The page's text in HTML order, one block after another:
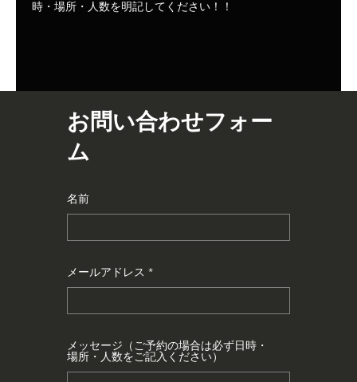
時・場所・人数を明記してください！！
お問い合わせフォー
ム
名前
メールアドレス
メッセージ（ご予約の場合は必ず日時・
場所・人数をご記入ください）